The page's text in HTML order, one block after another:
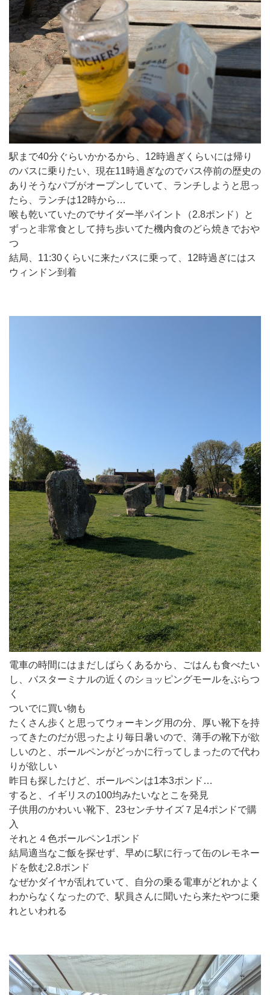
駅まで40分ぐらいかかるから、12時過ぎくらいには帰り
のバスに乗りたい、現在11時過ぎなのでバス停前の歴史の
ありそうなパブがオープンしていて、ランチしようと思っ
たら、ランチは12時から…
喉も乾いていたのでサイダー半パイント（2.8ポンド）と
ずっと非常食として持ち歩いてた機内食のどら焼きでおや
つ
結局、11:30くらいに来たバスに乗って、12時過ぎにはス
ウィンドン到着
電車の時間にはまだしばらくあるから、ごはんも食べたい
し、バスターミナルの近くのショッピングモールをぶらつ
く
ついでに買い物も
たくさん歩くと思ってウォーキング用の分、厚い靴下を持
ってきたのだが思ったより毎日暑いので、薄手の靴下が欲
しいのと、ボールペンがどっかに行ってしまったので代わ
りが欲しい
昨日も探したけど、ボールペンは1本3ポンド…
すると、イギリスの100均みたいなとこを発見
子供用のかわいい靴下、23センチサイズ７足4ポンドで購
入
それと４色ボールペン1ポンド
結局適当なご飯を探せず、早めに駅に行って缶のレモネー
ドを飲む2.8ポンド
なぜかダイヤが乱れていて、自分の乗る電車がどれかよく
わからなくなったので、駅員さんに聞いたら来たやつに乗
れといわれる